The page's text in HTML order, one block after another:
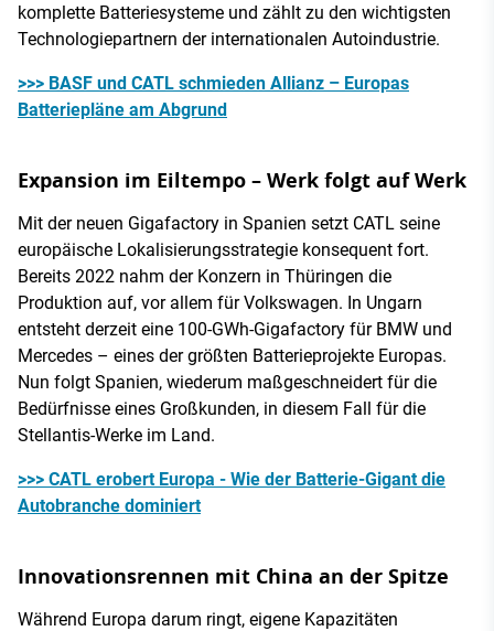
komplette Batteriesysteme und zählt zu den wichtigsten
Technologiepartnern der internationalen Autoindustrie.
>>> BASF und CATL schmieden Allianz – Europas
Batteriepläne am Abgrund
Expansion im Eiltempo – Werk folgt auf Werk
Mit der neuen Gigafactory in Spanien setzt CATL seine
europäische Lokalisierungsstrategie konsequent fort.
Bereits 2022 nahm der Konzern in Thüringen die
Produktion auf, vor allem für Volkswagen. In Ungarn
entsteht derzeit eine 100-GWh-Gigafactory für BMW und
Mercedes – eines der größten Batterieprojekte Europas.
Nun folgt Spanien, wiederum maßgeschneidert für die
Bedürfnisse eines Großkunden, in diesem Fall für die
Stellantis-Werke im Land.
>>> CATL erobert Europa - Wie der Batterie-Gigant die
Autobranche dominiert
Innovationsrennen mit China an der Spitze
Während Europa darum ringt, eigene Kapazitäten